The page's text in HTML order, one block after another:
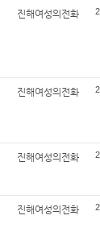
진해여성의전화
진해여성의전화
진해여성의전화
진해여성의전화